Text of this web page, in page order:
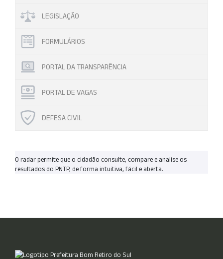
LEGISLAÇÃO
FORMULÁRIOS
PORTAL DA TRANSPARÊNCIA
PORTAL DE VAGAS
DEFESA CIVIL
O radar permite que o cidadão consulte, compare e analise os
resultados do PNTP, de forma intuitiva, fácil e aberta.